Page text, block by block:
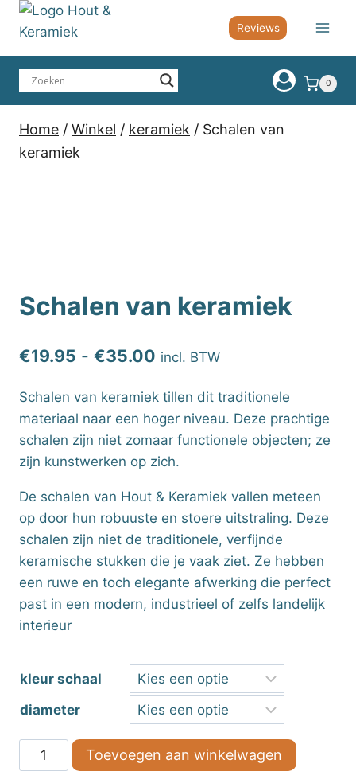
Doorgaan
naar
inhoud
Reviews
0
Home / Winkel / keramiek / Schalen van
keramiek
Schalen van keramiek
€19.95 - €35.00 Prijsklasse:
€35.00
incl. BTW
Schalen van keramiek tillen dit traditionele
materiaal naar een hoger niveau. Deze prachtige
schalen zijn niet zomaar functionele objecten; ze
zijn kunstwerken op zich.
De schalen van Hout & Keramiek vallen meteen
op door hun robuuste en stoere uitstraling. Deze
schalen zijn niet de traditionele, verfijnde
keramische stukken die je vaak ziet. Ze hebben
een ruwe en toch elegante afwerking die perfect
past in een modern, industrieel of zelfs landelijk
interieur
kleur schaal
diameter
Schalen
van
Toevoegen aan winkelwagen
€35.00